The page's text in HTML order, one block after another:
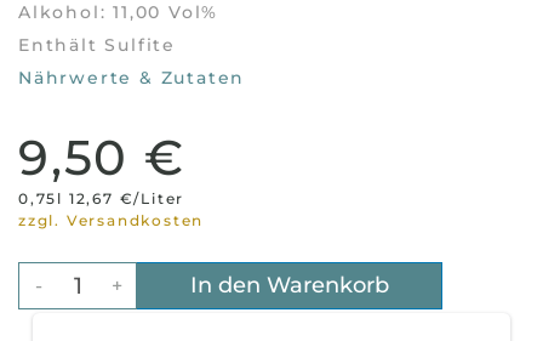
Alkohol: 11,00 Vol%
Enthält Sulfite
Nährwerte & Zutaten
9,50 €
0,75l 12,67 €/Liter
zzgl. Versandkosten
- + In den Warenkorb